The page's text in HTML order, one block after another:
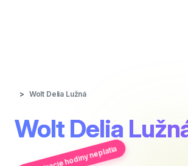
Wolt Delia Lužná
Wolt Delia